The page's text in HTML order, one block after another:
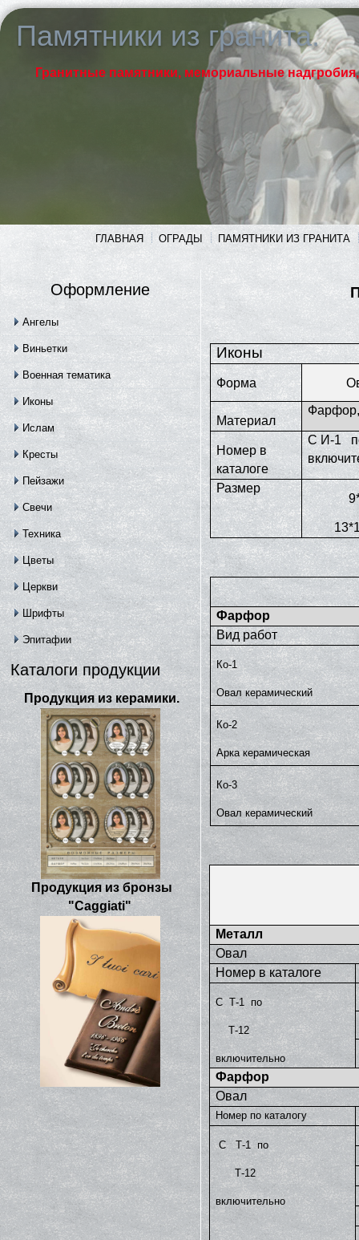
Памятники из гранита.
Гранитные памятники, мемориальные
ГЛАВНАЯ ОГРАДЫ ПАМЯТНИКИ ИЗ ГРАНИТА
Оформление
Ангелы
Виньетки
Военная тематика
Иконы
Ислам
Кресты
Пейзажи
Свечи
Техника
Цветы
Церкви
Шрифты
Эпитафии
Каталоги продукции
Продукция из керамики.
Продукция из бронзы
"Caggiati"
Иконы
Форма
Материал
Номер в
каталоге
С И-1
Размер
Фарфор
Вид работ
Ко-1
Овал керамический
Ко-2
Арка керамическая
Ко-3
Овал керамический
Металл
Овал
Номер в каталоге
С Т-1 по
Т-12
включительно
Фарфор
Овал
Номер по каталогу
С Т-1 по
Т-12
включительно